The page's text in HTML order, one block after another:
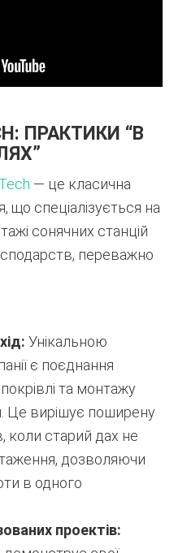
ПРАКТИКИ “В
— це класична
що спеціалізується на
сонячних станцій
переважно
Унікальною
є поєднання
та монтажу
Це вирішує поширену
коли старий дах не
дозволяючи
в одного
проектів: